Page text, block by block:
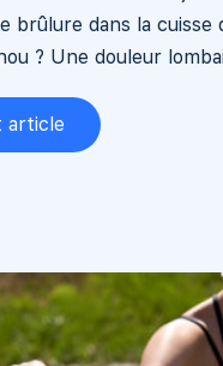
brûlure dans la cuisse
? Une douleur
article